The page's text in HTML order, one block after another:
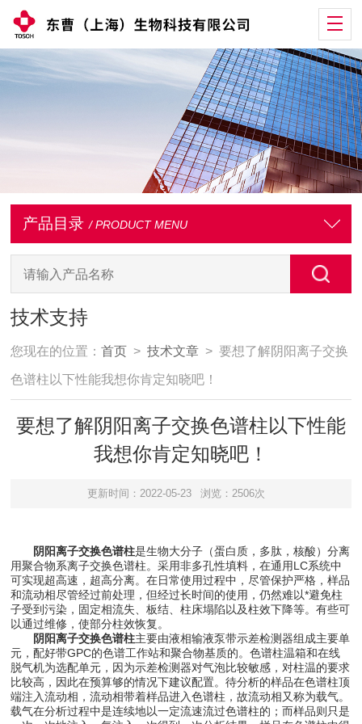
产品目录 / PRODUCT MENU
技术支持
您现在的位置：首页 >技术文章 > 要想了解阴阳离子交换
色谱柱以下性能我想你肯定知晓吧！
要想了解阴阳离子交换色谱柱以下性能
我想你肯定知晓吧！
更新时间：2022-05-23 浏览：2506次
阴阳离子交换色谱柱是生物大分子（蛋白质，多肽，核酸）分离
用聚合物系离子交换色谱柱。采用非多孔性填料，在通用LC系统中
可实现超高速，超高分离。在日常使用过程中，尽管保护严格，样品
和流动相尽管经过前处理，但经过长时间的使用，仍然难以*避免柱
子受到污染，固定相流失、板结、柱床塌陷以及柱效下降等。有些可
以通过维修，使部分柱效恢复。
阴阳离子交换色谱柱主要由液相输液泵带示差检测器组成主要单
元，配好带GPC的色谱工作站和聚合物基质的。色谱柱温箱和在线
脱气机为选配单元，因为示差检测器对气泡比较敏感，对柱温的要求
比较高，因此在预算够的情况下建议配置。待分析的样品在色谱柱顶
端注入流动相，流动相带着样品进入色谱柱，故流动相又称为载气。
载气在分析过程中是连续地以一定流速流过色谱柱的；而样品则只是